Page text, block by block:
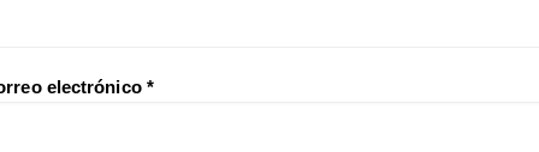
electrónico *